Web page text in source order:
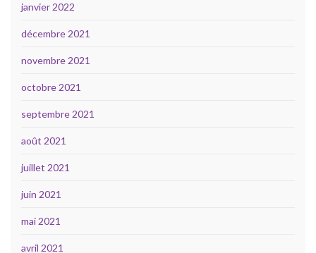
janvier 2022
décembre 2021
novembre 2021
octobre 2021
septembre 2021
août 2021
juillet 2021
juin 2021
mai 2021
avril 2021